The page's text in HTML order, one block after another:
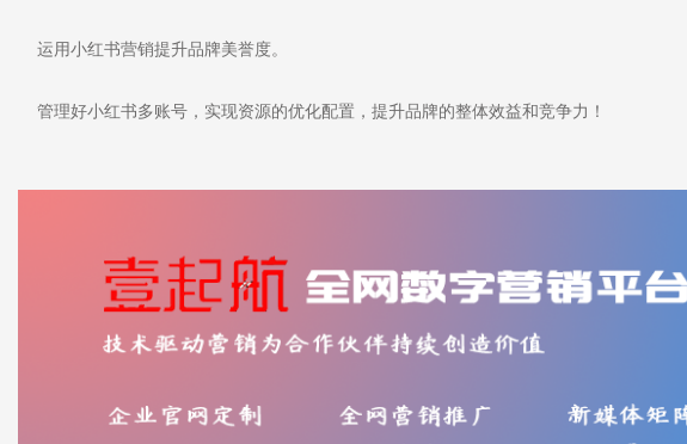
运用小红书营销提升品牌美誉度。
管理好小红书多账号，实现资源的优化配置，提升品牌的整体效益和竞争力！